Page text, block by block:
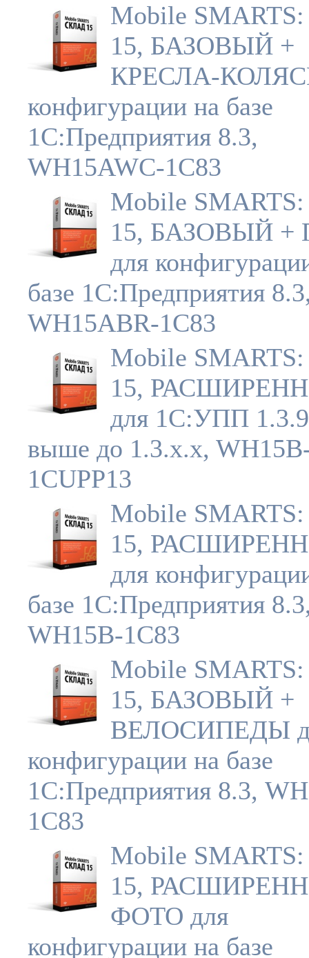
Mobile
15, БАЗОВЫЙ +
КРЕСЛА-
конфигурации на базе
1С:Предприятия 8.3,
WH15AWC-1C83
Mobile
15, БАЗОВЫЙ +
для
базе 1С:Предприятия
WH15ABR-1C83
Mobile
15,
для 1С:УПП
выше до 1.3.x.x,
1CUPP13
Mobile
15,
для
базе 1С:Предприятия
WH15B-1C83
Mobile
15, БАЗОВЫЙ +
ВЕЛОСИПЕДЫ
конфигурации на базе
1С:Предприятия 8.3,
1C83
Mobile
15,
ФОТО для
конфигурации на базе